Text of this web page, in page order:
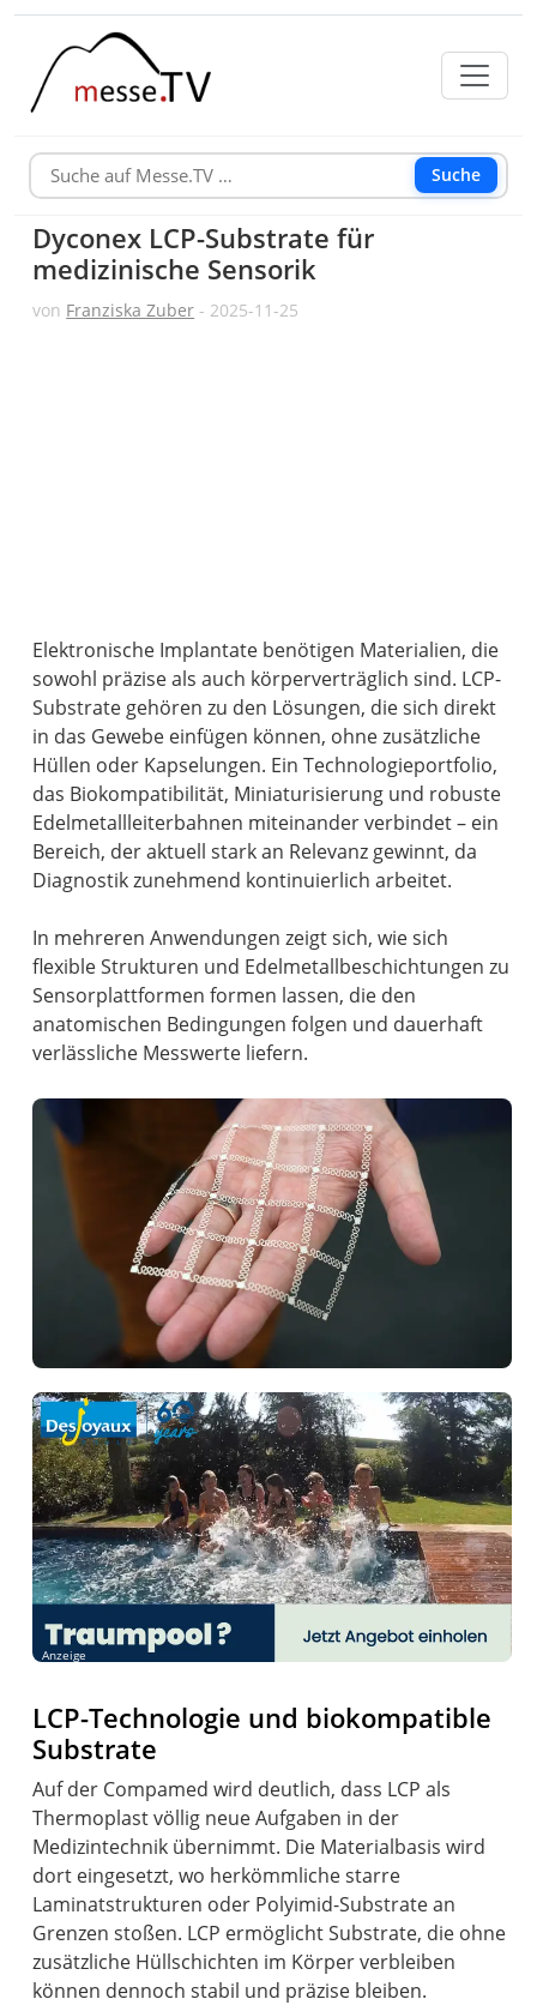
Suche
Dyconex LCP-Substrate für
medizinische Sensorik
von Franziska Zuber - 2025-11-25
Elektronische Implantate benötigen Materialien, die
sowohl präzise als auch körperverträglich sind. LCP-
Substrate gehören zu den Lösungen, die sich direkt
in das Gewebe einfügen können, ohne zusätzliche
Hüllen oder Kapselungen. Ein Technologieportfolio,
das Biokompatibilität, Miniaturisierung und robuste
Edelmetallleiterbahnen miteinander verbindet – ein
Bereich, der aktuell stark an Relevanz gewinnt, da
Diagnostik zunehmend kontinuierlich arbeitet.
In mehreren Anwendungen zeigt sich, wie sich
flexible Strukturen und Edelmetallbeschichtungen zu
Sensorplattformen formen lassen, die den
anatomischen Bedingungen folgen und dauerhaft
verlässliche Messwerte liefern.
Anzeige
LCP-Technologie und biokompatible
Substrate
Auf der Compamed wird deutlich, dass LCP als
Thermoplast völlig neue Aufgaben in der
Medizintechnik übernimmt. Die Materialbasis wird
dort eingesetzt, wo herkömmliche starre
Laminatstrukturen oder Polyimid-Substrate an
Grenzen stoßen. LCP ermöglicht Substrate, die ohne
zusätzliche Hüllschichten im Körper verbleiben
können dennoch stabil und präzise bleiben.